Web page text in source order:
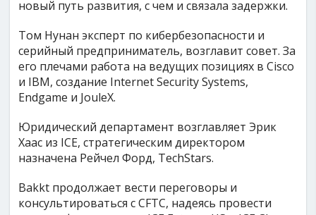
новый путь развития, с чем и связала задержки.
Том Нунан эксперт по кибербезопасности и
серийный предприниматель, возглавит совет. За
его плечами работа на ведущих позициях в Cisco
и IBM, создание Internet Security Systems,
Endgame и JouleX.
Юридический департамент возглавляет Эрик
Хаас из ICE, стратегическим директором
назначена Рейчел Форд, TechStars.
Bakkt продолжает вести переговоры и
консультироваться с CFTC, надеясь провести